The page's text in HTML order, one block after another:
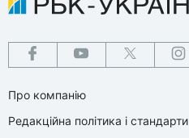
Про компанію
Редакційна політика і стандарти